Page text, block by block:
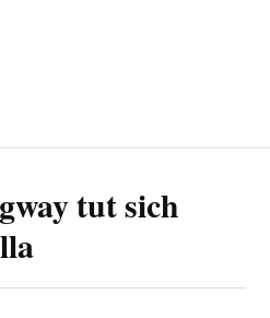
tut sich